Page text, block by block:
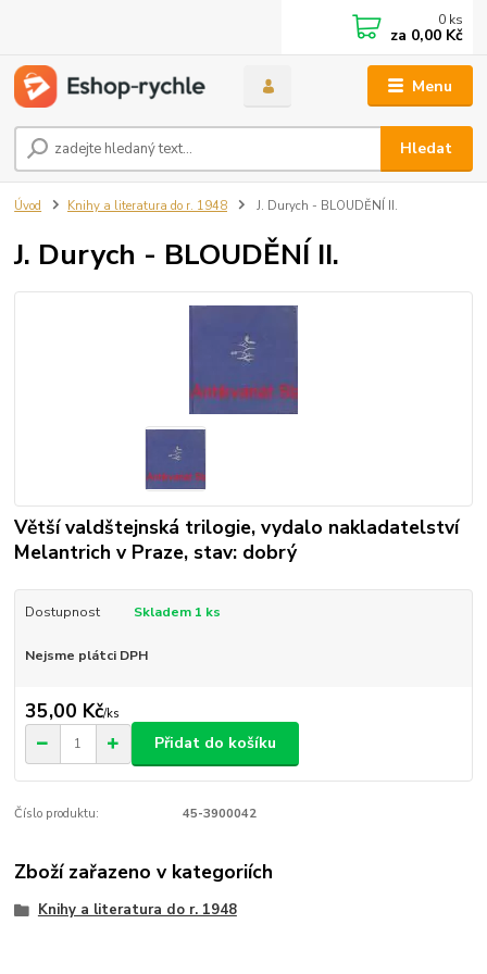
Menu
Hledat
0 ks
za 0,00 Kč
Úvod Knihy a literatura do r. 1948 J. Durych - BLOUDĚNÍ II.
J. Durych - BLOUDĚNÍ II.
Větší valdštejnská trilogie, vydalo nakladatelství
Melantrich v Praze, stav: dobrý
Dostupnost Skladem 1 ks
Nejsme plátci DPH
35,00 Kč/ks
Přidat do košíku
Číslo produktu: 45-3900042
Zboží zařazeno v kategoriích
Knihy a literatura do r. 1948